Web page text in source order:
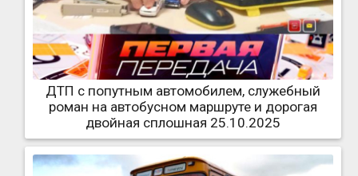
ДТП с попутным автомобилем, служебный
роман на автобусном маршруте и дорогая
двойная сплошная 25.10.2025